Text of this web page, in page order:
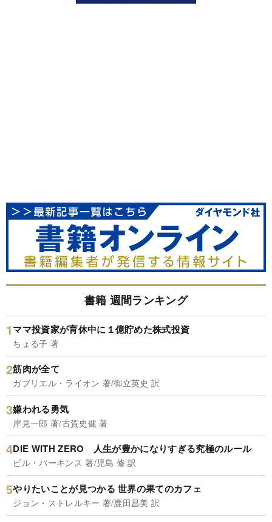
書籍 週間ランキング
ママ投資家が育休中に１億貯めた株式投資
ちょる子 著
筋肉が全て
ガブリエル・ライオン 著/御立英史 訳
嫌われる勇気
岸見一郎 著/古賀史健 著
DIE WITH ZERO 人生が豊かになりすぎる究極のルール
ビル・パーキンス 著/児島 修 訳
やりたいことが見つかる 世界の果てのカフェ
ジョン・ストレルキー 著/鹿田昌美 訳